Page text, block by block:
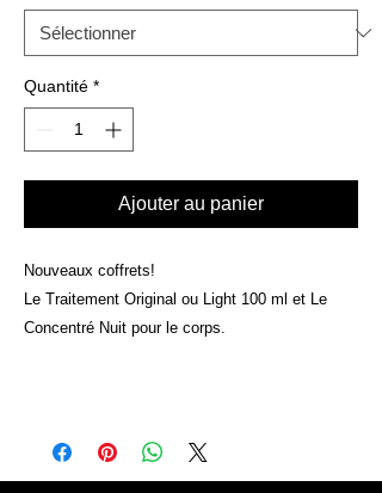
Quantité *
Ajouter au panier
Nouveaux coffrets!
Le Traitement Original ou Light 100 ml et Le
Concentré Nuit pour le corps.